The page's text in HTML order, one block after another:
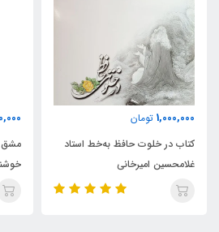
به‌خط استاد
مشق نام لیلی (قطعات منتخب
خوشنویسی استاد غلامحسین
امیرخانی)